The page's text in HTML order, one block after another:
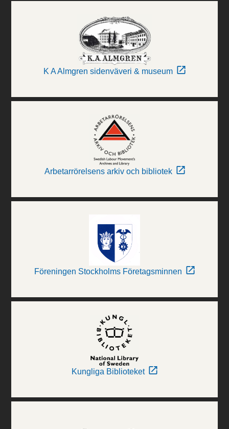
K A Almgren sidenväveri & museum
Arbetarrörelsens arkiv och bibliotek
Föreningen Stockholms Företagsminnen
Kungliga Biblioteket